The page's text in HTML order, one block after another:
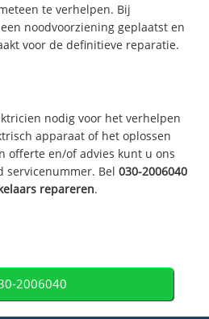
te verhelpen. Bij
noodvoorziening geplaatst en
voor de definitieve reparatie.
nodig voor het verhelpen
apparaat of het oplossen
offerte en/of advies kunt u ons
servicenummer. Bel030-2006040
repareren.
2006040